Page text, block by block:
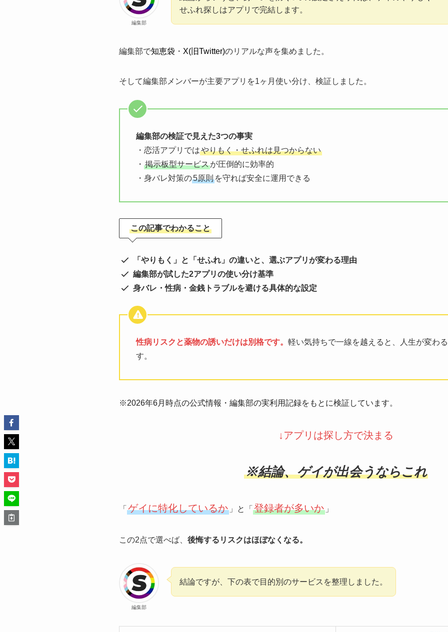
編集部
せふれ探しはアプリで完結します。
編集部で知恵袋 ・ X(旧Twitter)のリアルな声を集めました。
そして編集部メンバーが主要アプリを1ヶ月使い分け、検証しました。
編集部の検証で見えた3つの事実
・恋活アプリではやりもく・せふれは見つからない
・ 掲示板型サービスが圧倒的に効率的
・身バレ対策の5原則 を守れば安全に運用できる
この記事でわかること
「やりもく」と「せふれ」の違いと、選ぶアプリが変わる理由
編集部が試した2アプリの使い分け基準
身バレ・性病・金銭トラブルを避ける具体的な設定
性病リスクと薬物の誘いだけは別格です。 軽い気持ちで一線を越えると、人生が変わ
す。
※2026年6月時点の公式情報・編集部の実利用記録をもとに検証しています。
↓アプリは探し方で決まる
※結論、ゲイが出会うならこれ
「 ゲイに特化しているか 」と「 登録者が多いか 」
この2点で選べば、 後悔するリスクはほぼなくなる。
編集部
結論ですが、下の表で目的別のサービスを整理しました。